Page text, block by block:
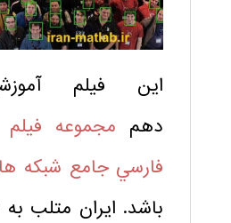
این فیلم
دهم مجموعه
فارسي جامع شبكه
باشد. ایران متلب